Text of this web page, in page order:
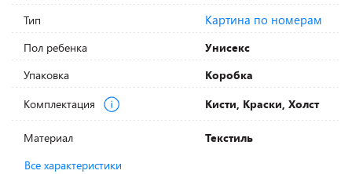
Тип
Картина по номерам
Пол ребенка
Унисекс
Упаковка
Коробка
Комплектация
Кисти, Краски, Холст
Материал
Текстиль
Все характеристики